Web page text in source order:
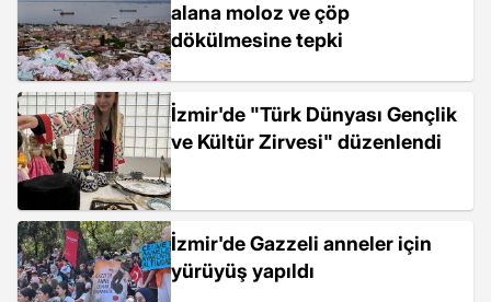
alana moloz ve çöp
dökülmesine tepki
İzmir'de "Türk Dünyası Gençlik
ve Kültür Zirvesi" düzenlendi
İzmir'de Gazzeli anneler için
yürüyüş yapıldı